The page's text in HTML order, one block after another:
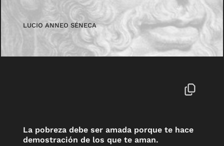
LUCIO ANNEO SÉNECA
La pobreza debe ser amada porque te hace
demostración de los que te aman.